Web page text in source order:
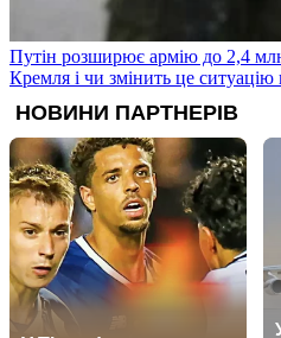
Путін розширює армію до 2,4
Кремля і чи змінить це ситуацію